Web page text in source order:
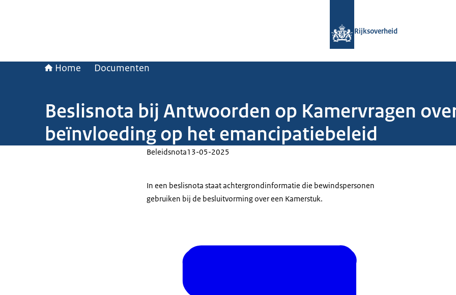
Rijksoverheid
Home Documenten
Beslisnota bij Antwoorden op Kamervragen
beïnvloeding op het emancipatiebeleid
Beleidsnota13-05-2025
In een beslisnota staat achtergrondinformatie die bewindspersonen
gebruiken bij de besluitvorming over een Kamerstuk.